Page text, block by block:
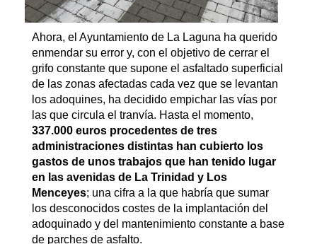
Ahora, el Ayuntamiento de La Laguna ha querido
enmendar su error y, con el objetivo de cerrar el
grifo constante que supone el asfaltado superficial
de las zonas afectadas cada vez que se levantan
los adoquines, ha decidido empichar las vías por
las que circula el tranvía. Hasta el momento,
337.000 euros procedentes de tres
administraciones distintas han cubierto los
gastos de unos trabajos que han tenido lugar
en las avenidas de La Trinidad y Los
Menceyes; una cifra a la que habría que sumar
los desconocidos costes de la implantación del
adoquinado y del mantenimiento constante a base
de parches de asfalto.